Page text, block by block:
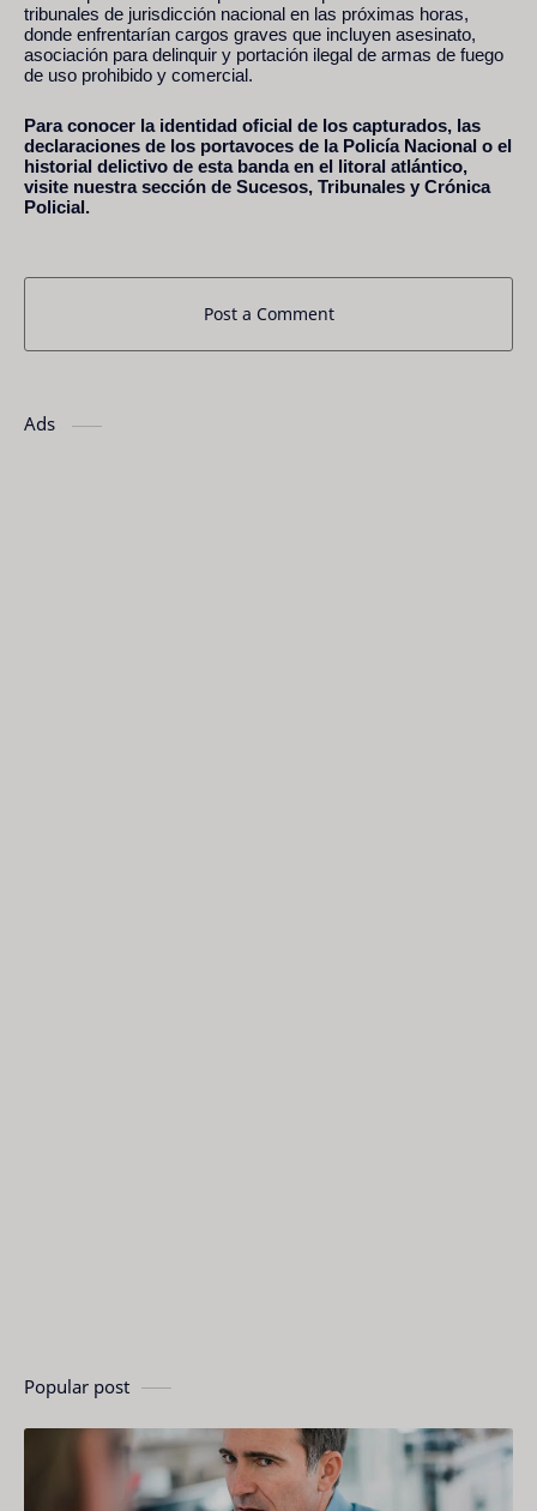
tribunales de jurisdicción nacional en las próximas horas,
donde enfrentarían cargos graves que incluyen asesinato,
asociación para delinquir y portación ilegal de armas de fuego
de uso prohibido y comercial.
Para conocer la identidad oficial de los capturados, las
declaraciones de los portavoces de la Policía Nacional o el
historial delictivo de esta banda en el litoral atlántico,
visite nuestra sección de Sucesos, Tribunales y Crónica
Policial.
Post a Comment
Ads
Popular post